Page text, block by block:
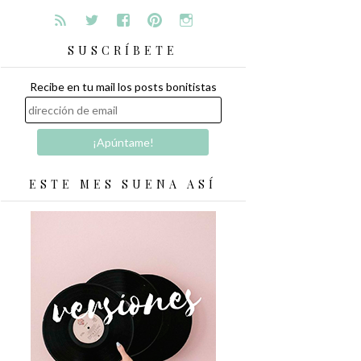
SUSCRÍBETE
Recibe en tu mail los posts bonitistas
ESTE MES SUENA ASÍ